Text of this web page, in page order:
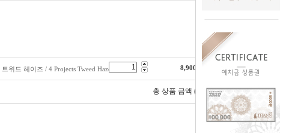
위드 헤이즈 / 4 Projects Tweed Haze 8,900
총 상품 금액 0 원